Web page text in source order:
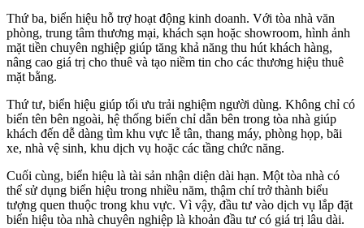
Thứ ba, biển hiệu hỗ trợ hoạt động kinh doanh. Với tòa nhà văn
phòng, trung tâm thương mại, khách sạn hoặc showroom, hình ảnh
mặt tiền chuyên nghiệp giúp tăng khả năng thu hút khách hàng,
nâng cao giá trị cho thuê và tạo niềm tin cho các thương hiệu thuê
mặt bằng.
Thứ tư, biển hiệu giúp tối ưu trải nghiệm người dùng. Không chỉ có
biển tên bên ngoài, hệ thống biển chỉ dẫn bên trong tòa nhà giúp
khách đến dễ dàng tìm khu vực lễ tân, thang máy, phòng họp, bãi
xe, nhà vệ sinh, khu dịch vụ hoặc các tầng chức năng.
Cuối cùng, biển hiệu là tài sản nhận diện dài hạn. Một tòa nhà có
thể sử dụng biển hiệu trong nhiều năm, thậm chí trở thành biểu
tượng quen thuộc trong khu vực. Vì vậy, đầu tư vào dịch vụ lắp đặt
biển hiệu tòa nhà chuyên nghiệp là khoản đầu tư có giá trị lâu dài.